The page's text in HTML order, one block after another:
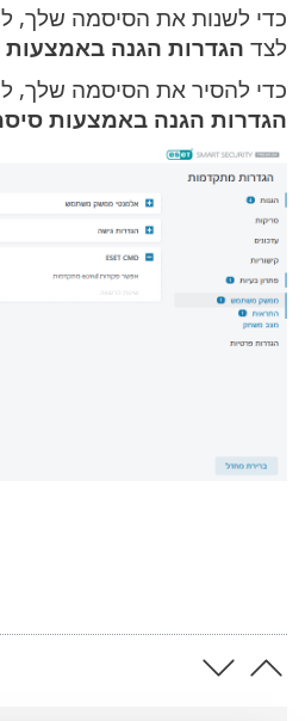
כדי לשנות את הסיסמה שלך,
לצד הגדרות הגנה
כדי להסיר את הסיסמה שלך,
הגדרות הגנה באמצעות